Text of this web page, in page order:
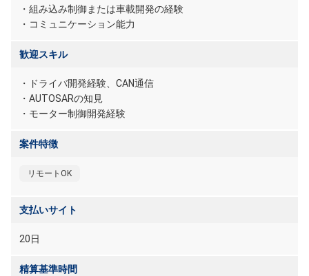
・組み込み制御または車載開発の経験
・コミュニケーション能力
歓迎スキル
・ドライバ開発経験、CAN通信
・AUTOSARの知見
・モーター制御開発経験
案件特徴
リモートOK
支払いサイト
20日
精算基準時間